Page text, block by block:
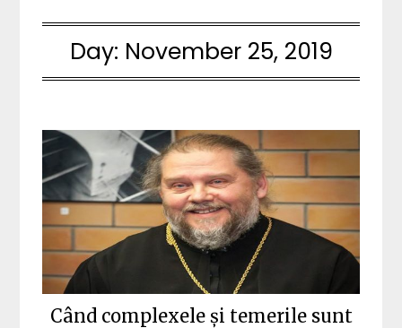
Day: November 25, 2019
Când complexele și temerile sunt